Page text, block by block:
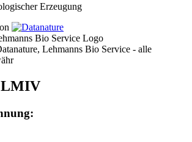
Erzeugung
Lehmanns Bio Service - alle
LMIV